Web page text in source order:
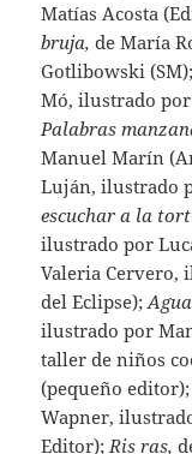
Matías Acosta
bruja, de María
Gotlibowski (SM);
Mó, ilustrado
Palabras
Manuel Marín
Luján, ilustrado
escuchar a la
ilustrado por
Valeria Cervero,
del Eclipse);
ilustrado por
taller de niños
(pequeño
Wapner,
Editor);Ris ras,